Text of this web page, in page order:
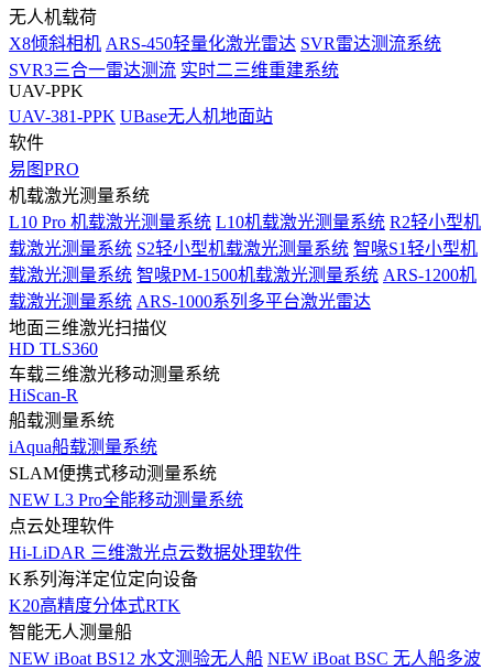
无人机载荷
X8倾斜相机 ARS-450轻量化激光雷达 SVR雷达测流系统
SVR3三合一雷达测流 实时二三维重建系统
UAV-PPK
UAV-381-PPK UBase无人机地面站
软件
易图PRO
机载激光测量系统
L10 Pro 机载激光测量系统 L10机载激光测量系统 R2轻小型机
载激光测量系统 S2轻小型机载激光测量系统 智喙S1轻小型机
载激光测量系统 智喙PM-1500机载激光测量系统 ARS-1200机
载激光测量系统 ARS-1000系列多平台激光雷达
地面三维激光扫描仪
HD TLS360
车载三维激光移动测量系统
HiScan-R
船载测量系统
iAqua船载测量系统
SLAM便携式移动测量系统
NEW L3 Pro全能移动测量系统
点云处理软件
Hi-LiDAR 三维激光点云数据处理软件
K系列海洋定位定向设备
K20高精度分体式RTK
智能无人测量船
NEW iBoat BS12 水文测验无人船 NEW iBoat BSC 无人船多波